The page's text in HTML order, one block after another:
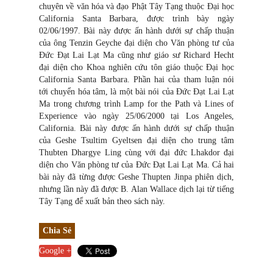
chuyên về văn hóa và đạo Phật Tây Tạng thuộc Đại học
California Santa Barbara, được trình bày ngày
02/06/1997. Bài này được ấn hành dưới sự chấp thuận
của ông Tenzin Geyche đại diện cho Văn phòng tư của
Đức Đạt Lai Lạt Ma cũng như giáo sư Richard Hecht
đại diện cho Khoa nghiên cứu tôn giáo thuộc Đại học
California Santa Barbara. Phần hai của tham luận nói
tới chuyển hóa tâm, là một bài nói của Đức Đạt Lai Lạt
Ma trong chương trình Lamp for the Path và Lines of
Experience vào ngày 25/06/2000 tại Los Angeles,
California. Bài này được ấn hành dưới sự chấp thuận
của Geshe Tsultim Gyeltsen đại diện cho trung tâm
Thubten Dhargye Ling cùng với đại đức Lhakdor đại
diện cho Văn phòng tư của Đức Đạt Lai Lạt Ma. Cả hai
bài này đã từng được Geshe Thupten Jinpa phiên dịch,
nhưng lần này đã được B. Alan Wallace dịch lại từ tiếng
Tây Tạng để xuất bản theo sách này.
Chia Sẻ
Google +